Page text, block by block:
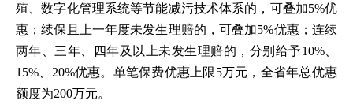
殖、数字化管理系统等节能减污技术体系的，可叠加5%优
惠；续保且上一年度未发生理赔的，可叠加5%优惠；连续
两年、三年、四年及以上未发生理赔的，分别给予10%、
15%、20%优惠。单笔保费优惠上限5万元，全省年总优惠
额度为200万元。